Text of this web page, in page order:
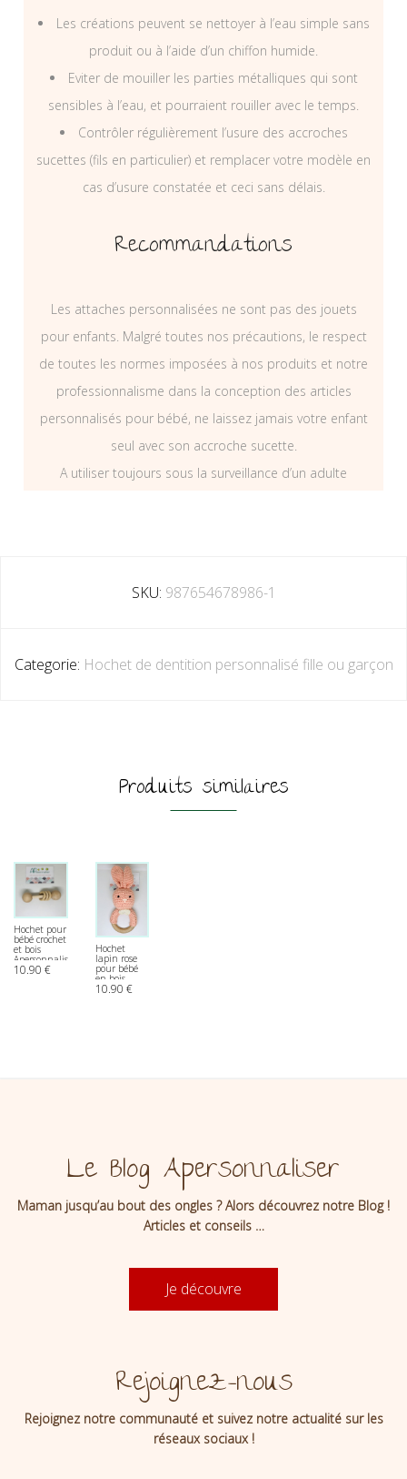
Les créations peuvent se nettoyer à l’eau simple sans
produit ou à l’aide d’un chiffon humide.
Eviter de mouiller les parties métalliques qui sont
sensibles à l’eau, et pourraient rouiller avec le temps.
Contrôler régulièrement l’usure des accroches
sucettes (fils en particulier) et remplacer votre modèle en
cas d’usure constatée et ceci sans délais.
Recommandations
Les attaches personnalisées ne sont pas des jouets
pour enfants. Malgré toutes nos précautions, le respect
de toutes les normes imposées à nos produits et notre
professionnalisme dans la conception des articles
personnalisés pour bébé, ne laissez jamais votre enfant
seul avec son accroche sucette.
A utiliser toujours sous la surveillance d’un adulte
SKU: 987654678986-1
Categorie: Hochet de dentition personnalisé fille ou garçon
Produits similaires
Hochet pour
bébé crochet
et bois
Apersonnaliser
10.90 €
Hochet
lapin rose
pour bébé
en bois
Apersonnaliser
10.90 €
Le Blog Apersonnaliser
Maman jusqu’au bout des ongles ? Alors découvrez notre Blog !
Articles et conseils …
Je découvre
Rejoignez-nous
Rejoignez notre communauté et suivez notre actualité sur les
réseaux sociaux !